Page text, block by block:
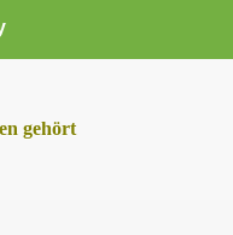
gehört